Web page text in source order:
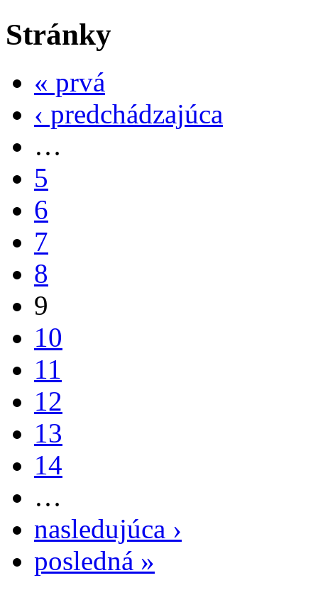
Stránky
« prvá
‹ predchádzajúca
…
5
6
7
8
9
10
11
12
13
14
…
nasledujúca ›
posledná »